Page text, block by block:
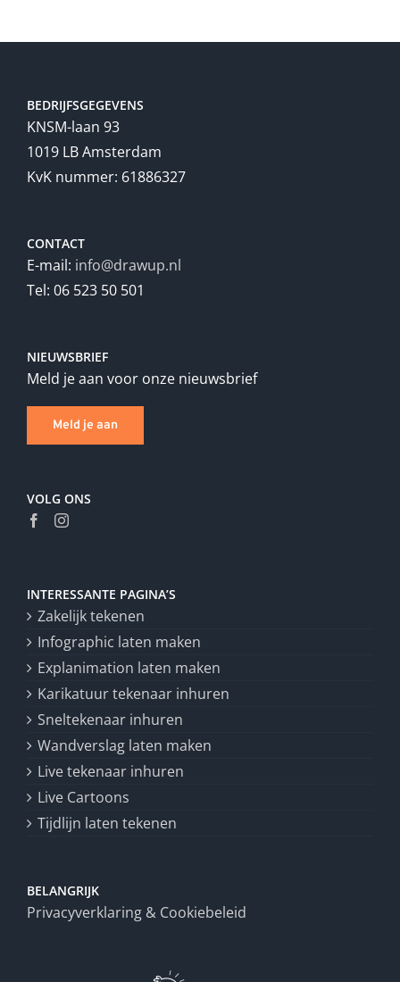
BEDRIJFSGEGEVENS
KNSM-laan 93
1019 LB Amsterdam
KvK nummer: 61886327
CONTACT
E-mail: info@drawup.nl
Tel: 06 523 50 501
NIEUWSBRIEF
Meld je aan voor onze nieuwsbrief
Meld je aan
VOLG ONS
INTERESSANTE PAGINA’S
Zakelijk tekenen
Infographic laten maken
Explanimation laten maken
Karikatuur tekenaar inhuren
Sneltekenaar inhuren
Wandverslag laten maken
Live tekenaar inhuren
Live Cartoons
Tijdlijn laten tekenen
BELANGRIJK
Privacyverklaring & Cookiebeleid